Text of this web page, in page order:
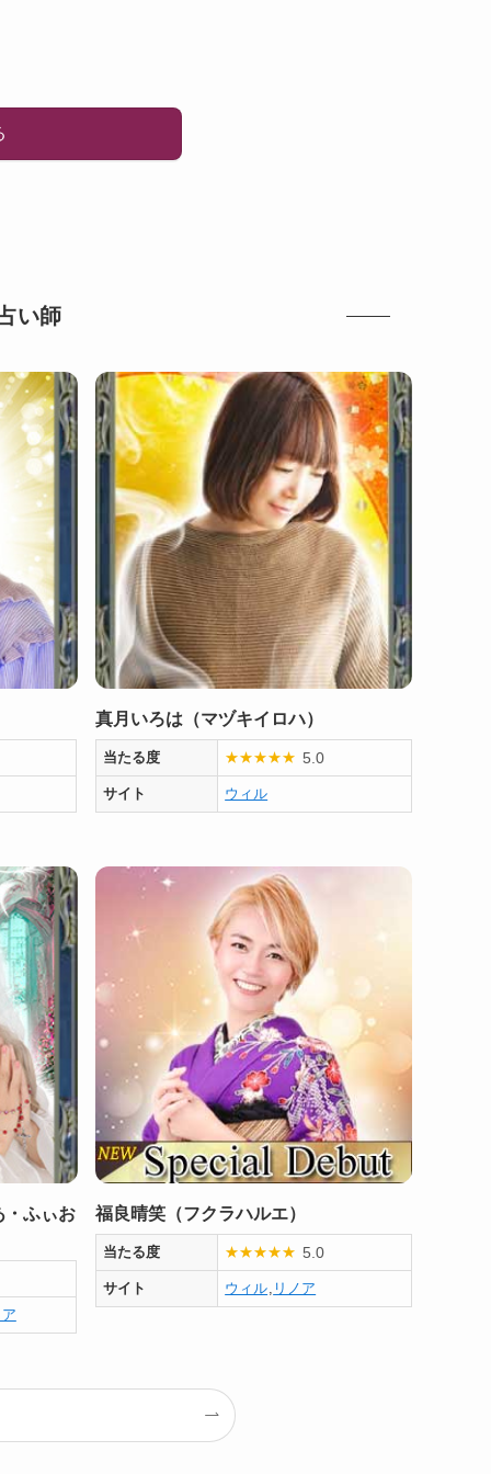
い師
真月いろは（マヅキイロハ）
当たる度 ★★★★★ 5.0
サイト ウィル
・ふぃお 福良晴笑（フクラハルエ）
当たる度 ★★★★★ 5.0
サイト ウィル, リノア